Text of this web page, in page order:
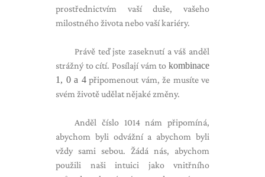
prostřednictvím vaší duše, vašeho
milostného života nebo vaší kariéry.
Právě teď jste zaseknutí a váš anděl
strážný to cítí. Posílají vám to kombinace
1, 0 a 4připomenout vám, že musíte ve
svém životě udělat nějaké změny.
Anděl číslo 1014 nám připomíná,
abychom byli odvážní a abychom byli
vždy sami sebou. Žádá nás, abychom
použili naši intuici jako vnitřního